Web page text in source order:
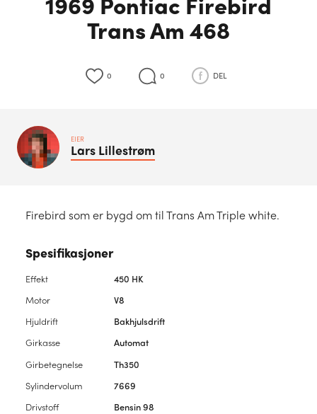
Trans Am 468
0 0 DEL
EIER
Lars Lillestrøm
Firebird som er bygd om til Trans Am Triple white.
Spesifikasjoner
Effekt
450 HK
Motor
V8
Hjuldrift
Bakhjulsdrift
Girkasse
Automat
Girbetegnelse
Th350
Sylindervolum
7669
Drivstoff
Bensin 98